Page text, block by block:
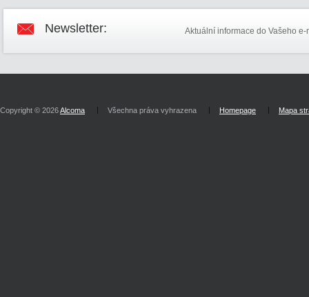
Newsletter: Aktuální informace do Vašeho e-
Copyright © 2026Alcoma Všechna práva vyhrazena Homepage Mapa